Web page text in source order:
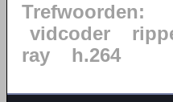
Trefwoorden:
vidcoder
ray
h.264